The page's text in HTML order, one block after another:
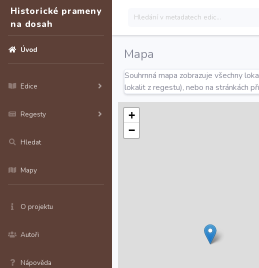
Historické prameny
na dosah
Úvod
Edice
Regesty
Hledat
Mapy
O projektu
Autoři
Nápověda
Mapa
Souhrnná mapa zobrazuje všechny
lokalit z regestu), nebo na stránkách
+
−